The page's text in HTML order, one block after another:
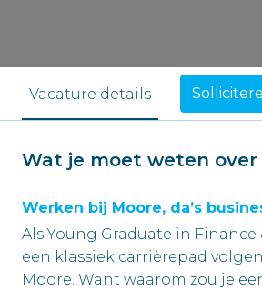
Vacature details
Wat je moet weten over
Werken bij Moore, da’s
Als Young Graduate in
een klassiek carrièrepad
Moore. Want waarom zou je